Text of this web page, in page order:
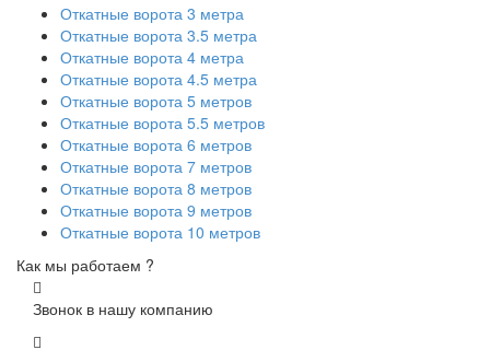
Откатные ворота 3 метра
Откатные ворота 3.5 метра
Откатные ворота 4 метра
Откатные ворота 4.5 метра
Откатные ворота 5 метров
Откатные ворота 5.5 метров
Откатные ворота 6 метров
Откатные ворота 7 метров
Откатные ворота 8 метров
Откатные ворота 9 метров
Откатные ворота 10 метров
Как мы работаем ?
Звонок в нашу компанию